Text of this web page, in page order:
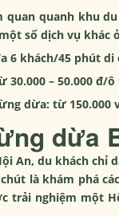
quan quanh khu
số dịch vụ
6 khách/45 phút di
30.000 – 50.000 đ/ô
dừa: từ
dừa
An, du khách chỉ
là khám phá
trải nghiệm một